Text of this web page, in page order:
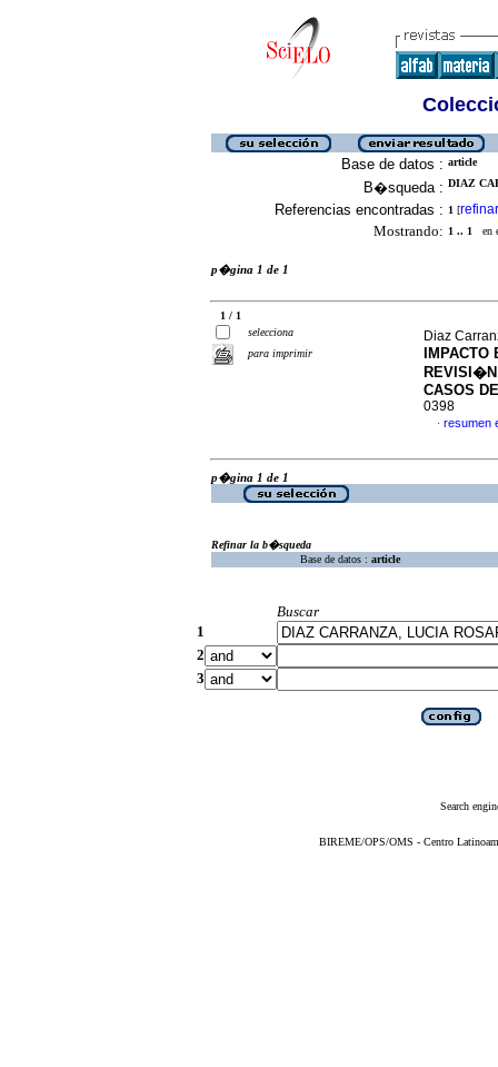
Base de datos : article
B�squeda : DIAZ
Referencias encontradas : 1 [refinar
Mostrando: 1 .. 1 en
p�gina 1 de 1
1 / 1
selecciona
para imprimir
Diaz
REVISI�N
CASOS
0398
· resumen
p�gina 1 de 1
Refinar la b�squeda
Base de datos : article
Buscar
1
2
3
Search
BIREME/OPS/OMS - Centro